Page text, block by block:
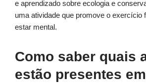
e aprendizado sobre ecologia e
uma atividade que promove o exercício
estar mental.
Como saber quais
estão presentes